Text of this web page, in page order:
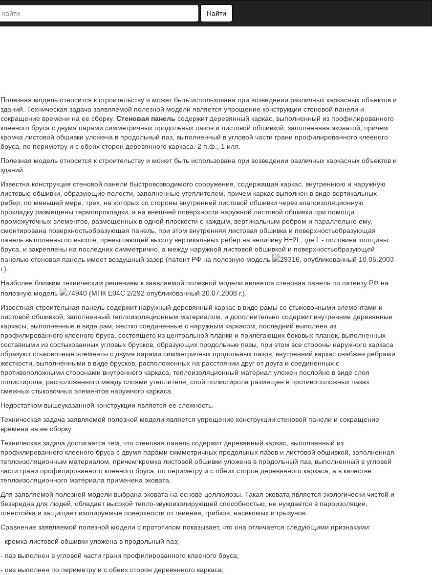
Найти
Полезная модель относится к строительству и может быть использована при возведении различных каркасных объектов и
зданий. Техническая задача заявляемой полезной модели является упрощение конструкции стеновой панели и
сокращение времени на ее сборку. Стеновая панель содержит деревянный каркас, выполненный из профилированного
клееного бруса с двумя парами симметричных продольных пазов и листовой обшивкой, заполненная эковатой, причем
кромка листовой обшивки уложена в продольный паз, выполненный в угловой части грани профилированного клееного
бруса, по периметру и с обеих сторон деревянного каркаса. 2 п.ф., 1 илл.
Полезная модель относится к строительству и может быть использована при возведении различных каркасных объектов и
зданий.
Известна конструкция стеновой панели быстровозводимого сооружения, содержащая каркас, внутреннюю и наружную
листовые обшивки, образующие полости, заполненные утеплителем, причем каркас выполнен в виде вертикальных
ребер, по меньшей мере, трех, на которых со стороны внутренней листовой обшивки через влагоизоляционную
прокладку размещены термопрокладки, а на внешней поверхности наружной листовой обшивки при помощи
промежуточных элементов, размещенных в одной плоскости с каждым, вертикальным ребром и параллельно ему,
смонтирована поверхностьобразующая панель, при этом внутренняя листовая обшивка и поверхностьобразующая
панель выполнены по высоте, превышающей высоту вертикальных ребер на величину H=2L, где L - половина толщины
бруса, и закреплены на последних симметрично, а между наружной листовой обшивкой и поверхностьобразующей
панелью стеновая панель имеет воздушный зазор (патент РФ на полезную модель
29316, опубликованный 10.05.2003
г.).
Наиболее близким техническим решением к заявляемой полезной модели является стеновая панель по патенту РФ на
полезную модель
74940 (МПК Е04С 2/292 опубликованный 20.07.2008 г.).
Известная строительная панель содержит наружный деревянный каркас в виде рамы со стыковочными элементами и
листовой обшивкой, заполненный теплоизоляционным материалом, и дополнительно содержит внутренние деревянные
каркасы, выполненные в виде рам, жестко соединенные с наружным каркасом, последний выполнен из
профилированного клееного бруса, состоящего из центральной планки и прилегающих боковых планок, выполненных
составными из состыкованных угловых брусков, образующих продольные пазы, при этом все стороны наружного каркаса
образуют стыковочные элементы с двумя парами симметричных продольных пазов, внутренний каркас снабжен ребрами
жесткости, выполненными в виде брусков, расположенных на расстоянии друг от друга и соединенных с
противоположными сторонами внутреннего каркаса, теплоизоляционный материал уложен послойно в виде слоя
полистирола, расположенного между слоями утеплителя, слой полистирола размещен в противоположных пазах
смежных стыковочных элементов наружного каркаса.
Недостатком вышеуказанной конструкции является ее сложность.
Техническая задача заявляемой полезной модели является упрощение конструкции стеновой панели и сокращение
времени на ее сборку.
Техническая задача достигается тем, что стеновая панель содержит деревянный каркас, выполненный из
профилированного клееного бруса с двумя парами симметричных продольных пазов и листовой обшивкой, заполненная
теплоизоляционным материалом, причем кромка листовой обшивки уложена в продольный паз, выполненный в угловой
части грани профилированного клееного бруса, по периметру и с обеих сторон деревянного каркаса, а в качестве
теплоизоляционного материала применена эковата.
Для заявляемой полезной модели выбрана эковата на основе целлюлозы. Такая эковата является экологически чистой и
безвредна для людей, обладает высокой тепло-звукоизолирующей способностью, не нуждается в пароизоляции,
огнестойка и защищает изолируемые поверхности от гниения, грибков, насекомых и грызунов.
Сравнение заявляемой полезной модели с прототипом показывает, что она отличается следующими признаками:
- кромка листовой обшивки уложена в продольный паз;
- паз выполнен в угловой части грани профилированного клееного бруса;
- паз выполнен по периметру и с обеих сторон деревянного каркаса;